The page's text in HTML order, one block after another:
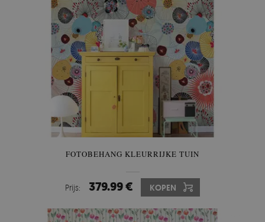
FOTOBEHANG KLEURRIJKE TUIN
Prijs: 379.99 € KOPEN